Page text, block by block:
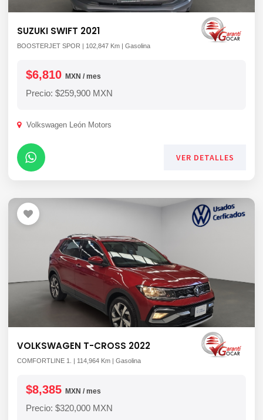
SUZUKI SWIFT 2021
BOOSTERJET SPOR | 102,847 Km | Gasolina
$6,810 MXN / mes
Precio: $259,900 MXN
Volkswagen León Motors
VER DETALLES
VOLKSWAGEN T-CROSS 2022
COMFORTLINE 1. | 114,964 Km | Gasolina
$8,385 MXN / mes
Precio: $320,000 MXN